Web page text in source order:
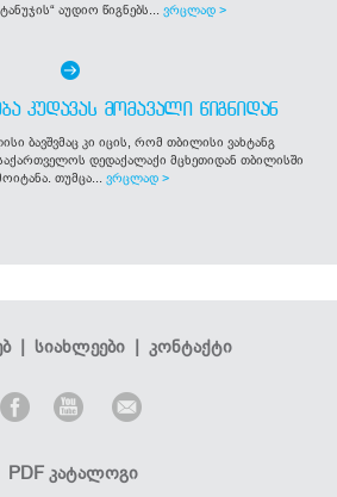
აუდიო წიგნებს... ვრცლად >
ᲙᲣᲓᲐᲕᲐᲡ ᲛᲝᲛᲐᲕᲐᲚᲘ ᲬᲘᲒᲜᲘᲓᲐᲜ
ბავშვმაც კი იცის, რომ თბილისი ვახტანგ
დედაქალაქი მცხეთიდან თბილისში
თუმცა... ვრცლად >
| სიახლეები| კონტაქტი
PDF კატალოგი